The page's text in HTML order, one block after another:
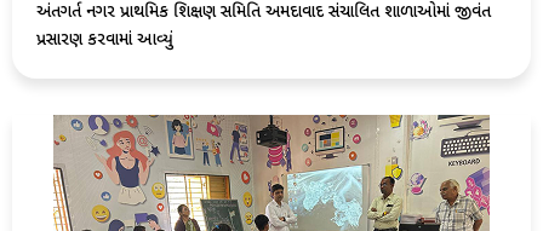
અંતગર્ત નગર પ્રાથમિક શિક્ષણ સમિતિ અમદાવાદ સંચાલિત શાળાઓમાં જીવંત
પ્રસારણ કરવામાં આવ્યું